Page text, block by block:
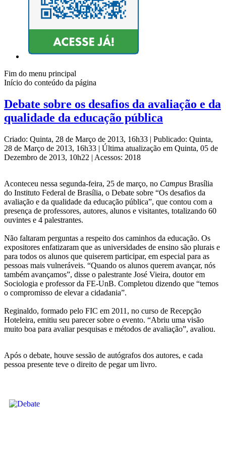
Fim do menu principal
Início do conteúdo da página
Debate sobre os desafios da avaliação e da
qualidade da educação pública
Criado: Quinta, 28 de Março de 2013, 16h33 | Publicado: Quinta,
28 de Março de 2013, 16h33 | Última atualização em Quinta, 05 de
Dezembro de 2013, 10h22 | Acessos: 2018
Aconteceu nessa segunda-feira, 25 de março, no Campus Brasília
do Instituto Federal de Brasília, o Debate sobre “Os desafios da
avaliação e da qualidade da educação pública”, que contou com a
presença de professores, autores, alunos e visitantes, totalizando 60
ouvintes e 4 palestrantes.
Não faltaram perguntas a respeito dos caminhos da educação. Os
expositores enfatizaram que as universidades de ensino são plurais e
para todos os alunos que quiserem participar, em especial para as
pessoas mais vulneráveis. “Quando os alunos querem avançar, nós
também avançamos”, disse o palestrante José Vieira, doutor em
Sociologia e professor da FE-UnB. Completou dizendo que “temos
o compromisso de elevar a cidadania”.
Reginaldo, formado pelo FIC em 2011, no curso de Recepção
Hoteleira, emitiu seu parecer sobre o evento. “Abriu uma visão
muito boa para avaliar pesquisas e métodos de avaliação”, avaliou.
Após o debate, houve sessão de autógrafos dos autores, e cada
pessoa presente teve o direito de pegar um livro.